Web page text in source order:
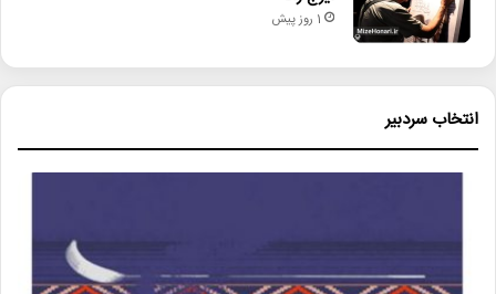
1 روز پیش
انتخاب سردبیر